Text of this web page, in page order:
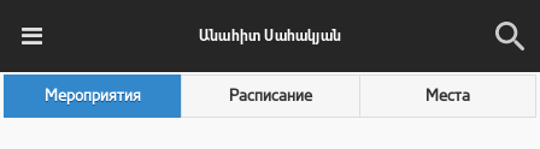
Անահիտ Սահակյան
Мероприятия Расписание Места